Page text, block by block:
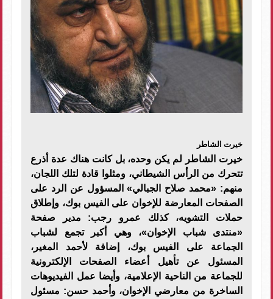
خيرت الشاطر
خيرت الشاطر لم يكن وحده، بل كانت هناك عدة أذرع
تتحرك من الرأس الشيطاني، ومثلوا قادة لتلك اللجان،
منهم: «محمد صلاح الجبالي» المسؤول عن الرد على
الصفحات المعارضة للإخوان على الفيس بوك، وإطلاق
حملات التشويه، كذلك عمرو رجب: مدير صفحة
«منتدى شباب الإخوان»، وهي أكبر تجمع لشباب
الجماعة على الفيس بوك، إضافة لأحمد المغير،
المسئول عن تأهيل أعضاء الصفحات الإلكترونية
للجماعة من الناحية الإعلامية، وأيضا عمل الفيديوهات
الساخرة من معارضي الإخوان، وأحمد حسن: مسئول